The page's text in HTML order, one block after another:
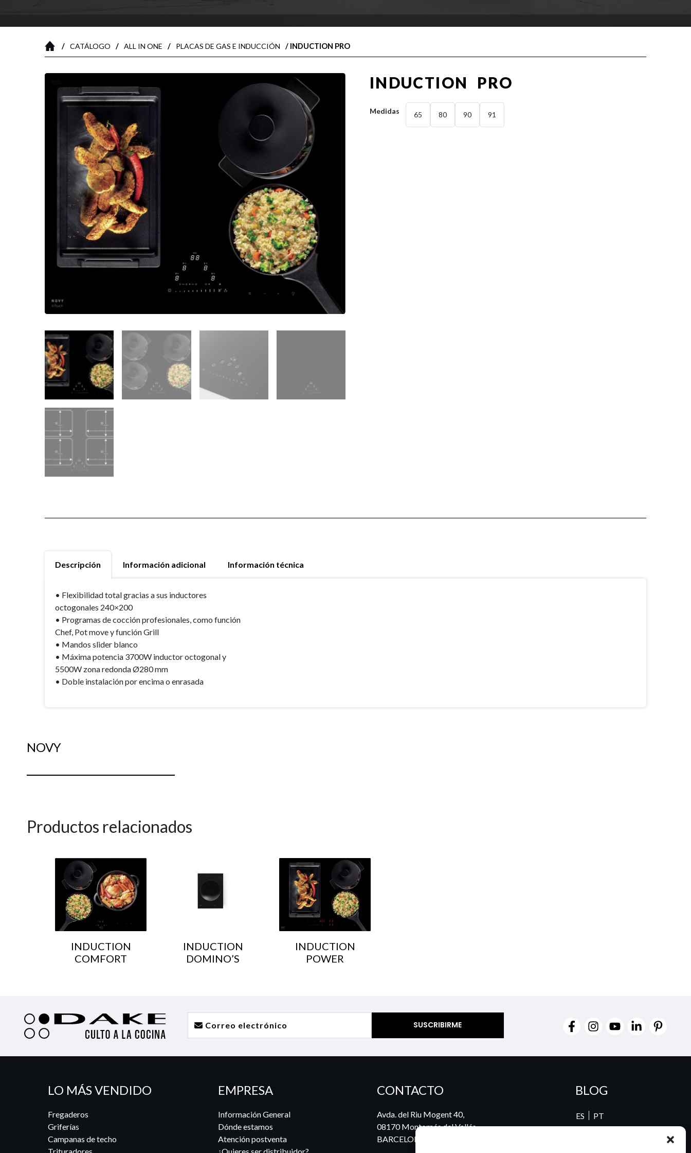
/ CATÁLOGO / ALL IN ONE / PLACAS DE GAS E INDUCCIÓN / INDUCTION PRO
INDUCTION PRO
Medidas 65 80 90 91
Descripción Información adicional Información técnica
• Flexibilidad total gracias a sus inductores
octogonales 240×200
• Programas de cocción profesionales, como función
Chef, Pot move y función Grill
• Mandos slider blanco
• Máxima potencia 3700W inductor octogonal y
5500W zona redonda Ø280 mm
• Doble instalación por encima o enrasada
NOVY
Productos relacionados
INDUCTION
COMFORT
INDUCTION
DOMINO’S
INDUCTION
POWER
LO MÁS VENDIDO
Fregaderos
Griferías
Campanas de techo
EMPRESA
Información General
Dónde estamos
Atención postventa
CONTACTO
Avda. del Riu Mogent 40,
08170 Montornés del Vallés,
BARCELONA
BLOG
ES PT